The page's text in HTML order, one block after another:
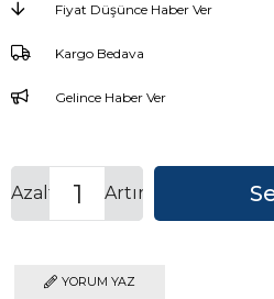
Fiyat Düşünce Haber Ver
Kargo Bedava
Gelince Haber Ver
Artır
Azalt
YORUM YAZ